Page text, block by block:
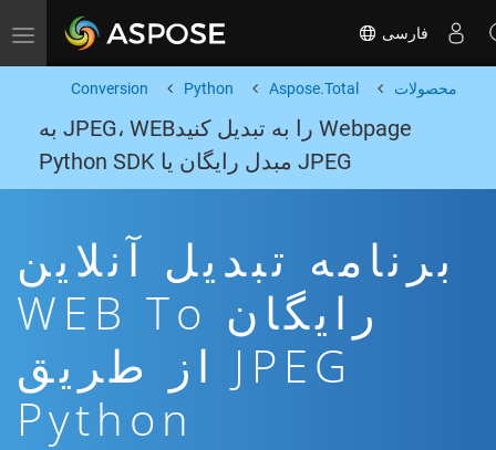
Toggle navigation فارسی
محصولات Aspose.Total
Python
Conversion
Webpage را به تبدیل کنیدJPEG، WEB به
JPEG مبدل رایگان یا Python SDK
برنامه تبدیل آنلاین
رایگان WEB To
JPEG از طریق
Python